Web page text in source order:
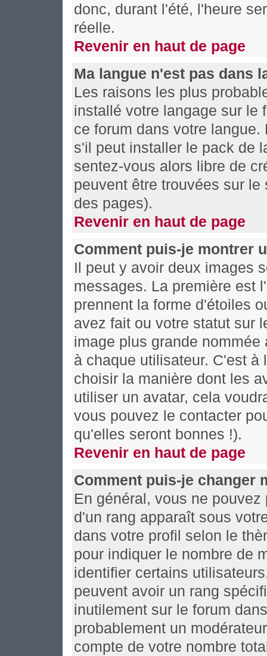
donc, durant l'été, l'heure
réelle.
Revenir en haut de page
Ma langue n'est pas dans
Les raisons les plus
installé votre langage sur le
ce forum dans votre
s'il peut installer le pack de
sentez-vous alors libre de
peuvent être trouvées sur
des pages).
Revenir en haut de page
Comment puis-je montrer
Il peut y avoir deux images
messages. La première est
prennent la forme d'étoiles
avez fait ou votre statut sur
image plus grande
à chaque utilisateur. C'est
choisir la manière dont les
utiliser un avatar, cela
vous pouvez le contacter
qu'elles seront bonnes !).
Revenir en haut de page
Comment puis-je changer
En général, vous ne
d'un rang apparaît sous
dans votre profil selon le
pour indiquer le nombre de
identifier certains
peuvent avoir un rang
inutilement sur le forum
probablement un
compte de votre nombre